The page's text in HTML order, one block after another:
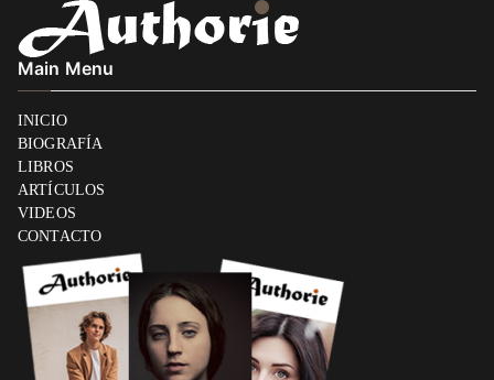
Main Menu
INICIO
BIOGRAFÍA
LIBROS
ARTÍCULOS
VIDEOS
CONTACTO